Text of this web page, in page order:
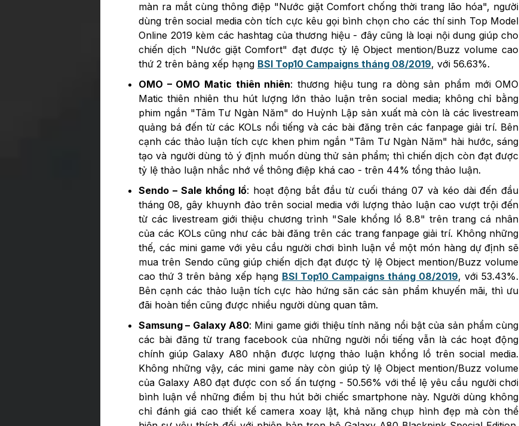
màn ra mắt cùng thông điệp "Nước giặt Comfort chống thời trang lão hóa", người
dùng trên social media còn tích cực kêu gọi bình chọn cho các thí sinh Top Model
Online 2019 kèm các hashtag của thương hiệu - đây cũng là loại nội dung giúp cho
chiến dịch "Nước giặt Comfort" đạt được tỷ lệ Object mention/Buzz volume cao
thứ 2 trên bảng xếp hạng BSI Top10 Campaigns tháng 08/2019, với 56.63%.
OMO – OMO Matic thiên nhiên: thương hiệu tung ra dòng sản phẩm mới OMO
Matic thiên nhiên thu hút lượng lớn thảo luận trên social media; không chỉ bằng
phim ngắn "Tâm Tư Ngàn Năm" do Huỳnh Lập sản xuất mà còn là các livestream
quảng bá đến từ các KOLs nổi tiếng và các bài đăng trên các fanpage giải trí. Bên
cạnh các thảo luận tích cực khen phim ngắn "Tâm Tư Ngàn Năm" hài hước, sáng
tạo và người dùng tỏ ý định muốn dùng thử sản phẩm; thì chiến dịch còn đạt được
tỷ lệ thảo luận nhắc nhớ về thông điệp khá cao - trên 44% tổng thảo luận.
Sendo – Sale khổng lồ: hoạt động bắt đầu từ cuối tháng 07 và kéo dài đến đầu
tháng 08, gây khuynh đảo trên social media với lượng thảo luận cao vượt trội đến
từ các livestream giới thiệu chương trình "Sale khổng lồ 8.8" trên trang cá nhân
của các KOLs cũng như các bài đăng trên các trang fanpage giải trí. Không những
thế, các mini game với yêu cầu người chơi bình luận về một món hàng dự định sẽ
mua trên Sendo cũng giúp chiến dịch đạt được tỷ lệ Object mention/Buzz volume
cao thứ 3 trên bảng xếp hạng BSI Top10 Campaigns tháng 08/2019, với 53.43%.
Bên cạnh các thảo luận tích cực hào hứng săn các sản phẩm khuyến mãi, thì ưu
đãi hoàn tiền cũng được nhiều người dùng quan tâm.
Samsung – Galaxy A80: Mini game giới thiệu tính năng nổi bật của sản phẩm cùng
các bài đăng từ trang facebook của những người nổi tiếng vẫn là các hoạt động
chính giúp Galaxy A80 nhận được lượng thảo luận khổng lồ trên social media.
Không những vậy, các mini game này còn giúp tỷ lệ Object mention/Buzz volume
của Galaxy A80 đạt được con số ấn tượng - 50.56% với thể lệ yêu cầu người chơi
bình luận về những điểm bị thu hút bởi chiếc smartphone này. Người dùng không
chỉ đánh giá cao thiết kế camera xoay lật, khả năng chụp hình đẹp mà còn thể